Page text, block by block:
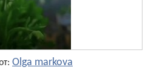
Olga markova